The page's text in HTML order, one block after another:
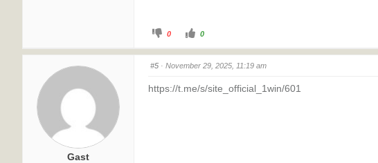
0 0
Gast
#5 · November 29, 2025, 11:19 am
https://t.me/s/site_official_1win/601